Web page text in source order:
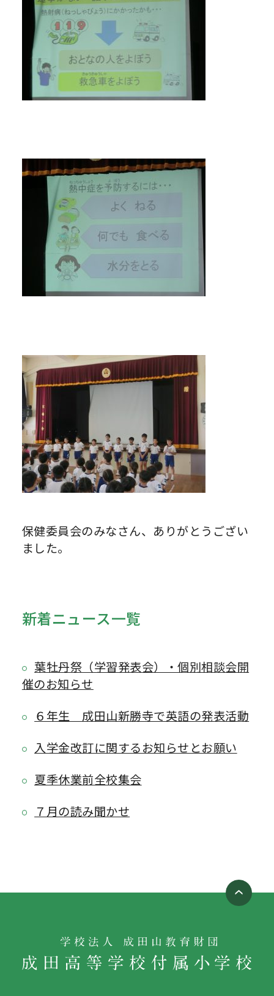
保健委員会のみなさん、ありがとうござい
ました。
新着ニュース一覧
葉牡丹祭（学習発表会）・個別相談会開
催のお知らせ
６年生 成田山新勝寺で英語の発表活動
入学金改訂に関するお知らせとお願い
夏季休業前全校集会
７月の読み聞かせ